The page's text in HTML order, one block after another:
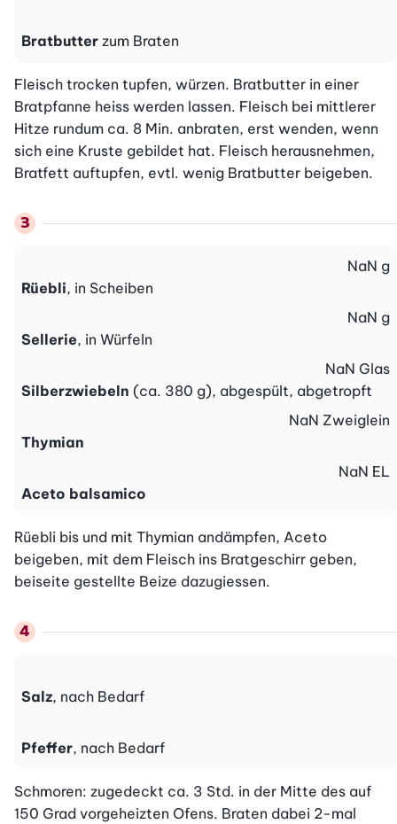
Bratbutter zum Braten
Fleisch trocken tupfen, würzen. Bratbutter in einer
Bratpfanne heiss werden lassen. Fleisch bei mittlerer
Hitze rundum ca. 8 Min. anbraten, erst wenden, wenn
sich eine Kruste gebildet hat. Fleisch herausnehmen,
Bratfett auftupfen, evtl. wenig Bratbutter beigeben.
Rüebli, in Scheiben
NaN g
Sellerie, in Würfeln
NaN g
Silberzwiebeln (ca. 380 g), abgespült, abgetropft
NaN Glas
Thymian
NaN Zweiglein
Aceto balsamico
NaN EL
Rüebli bis und mit Thymian andämpfen, Aceto
beigeben, mit dem Fleisch ins Bratgeschirr geben,
beiseite gestellte Beize dazugiessen.
Salz, nach Bedarf
Pfeffer, nach Bedarf
Schmoren: zugedeckt ca. 3 Std. in der Mitte des auf
150 Grad vorgeheizten Ofens. Braten dabei 2-mal